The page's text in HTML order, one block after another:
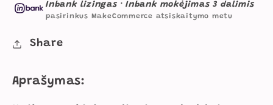
Trigubu
1055
Trigubu
Inbank lizingas ·Inbank mokėjimas 3 dalimis
pasirinkus MakeCommerce atsiskaitymo metu
Share
Aprašymas: